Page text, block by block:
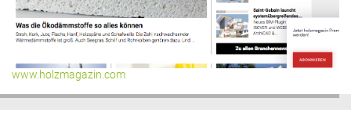
www.holzmagazin.com